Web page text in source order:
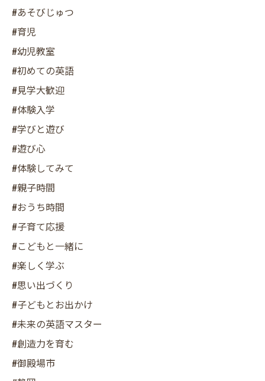
#あそびじゅつ
#育児
#幼児教室
#初めての英語
#見学大歓迎
#体験入学
#学びと遊び
#遊び心
#体験してみて
#親子時間
#おうち時間
#子育て応援
#こどもと一緒に
#楽しく学ぶ
#思い出づくり
#子どもとお出かけ
#未来の英語マスター
#創造力を育む
#御殿場市